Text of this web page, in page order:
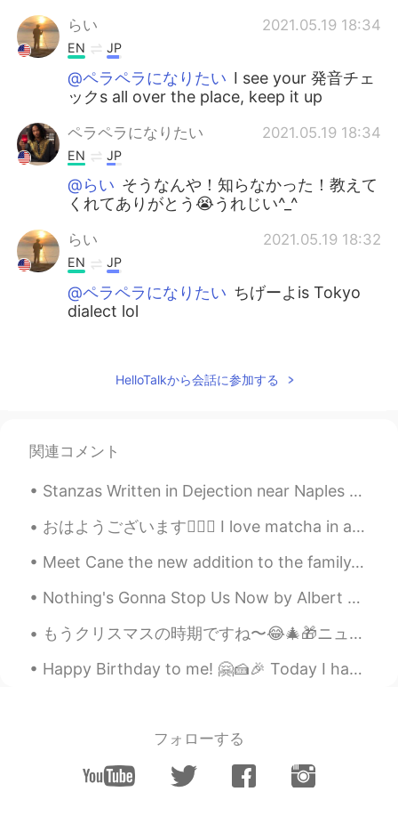
らい 2021.05.19 18:34
EN JP
@ペラペラになりたい I see your 発音チェ
ックs all over the place, keep it up
ペラペラになりたい 2021.05.19 18:34
EN JP
@らい そうなんや！知らなかった！教えて
くれてありがとう😭うれじい^_^
らい 2021.05.19 18:32
EN JP
@ペラペラになりたい ちげーよis Tokyo
dialect lol
JP EN
@小七リナちゃーんこんちわ😆😆💕💕
小七 2021.05.19 05:24
😂😂😂😂
Lilly 2021.05.14 10:13
EN
HelloTalkから会話に参加する
関連コメント
Stanzas Written in Dejection near Naples by Percy Bysshe Shelley. Part 3 of 3. Some might lam...
おはようございます🙋🏻‍♀️ I love matcha in anything but I discovered these new yuzu and matcha biscuits and...
Meet Cane the new addition to the family. Yes he is big. We should of named him Panther. He requi...
Nothing's Gonna Stop Us Now by Albert Hammond, Richard Hulle and Diane Warren. Part 2 of 2. I...
もうクリスマスの時期ですね〜😂🎄🎁ニューヨークより早い！😆ニトリ新宿タカシマヤタイムズスクエア店 It’s already Christmas season, earlier than New...
Happy Birthday to me! 🤗🍰🎉 Today I have turned 26. It feels much different to 25. As though the y...
フォローする